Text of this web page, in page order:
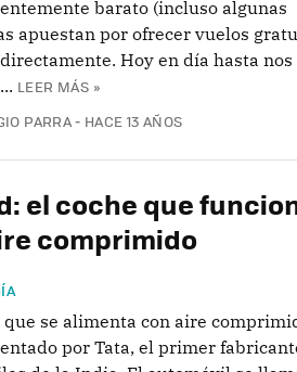
barato (incluso algunas
apuestan por ofrecer vuelos
Hoy en día hasta nos
LEER MÁS »
PARRA HACE 13 AÑOS
el coche que
comprimido
que se alimenta con aire
por Tata, el primer